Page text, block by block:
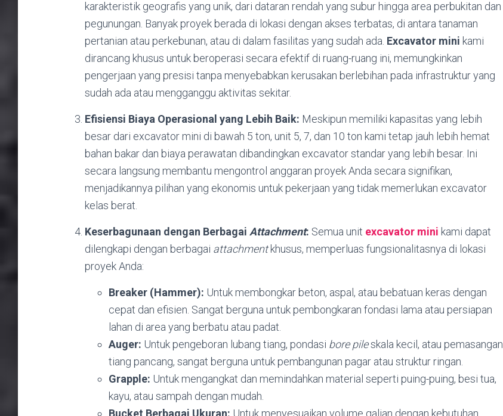
karakteristik geografis yang unik, dari dataran rendah yang subur hingga area perbukitan dan
pegunungan. Banyak proyek berada di lokasi dengan akses terbatas, di antara tanaman
pertanian atau perkebunan, atau di dalam fasilitas yang sudah ada. Excavator mini kami
dirancang khusus untuk beroperasi secara efektif di ruang-ruang ini, memungkinkan
pengerjaan yang presisi tanpa menyebabkan kerusakan berlebihan pada infrastruktur yang
sudah ada atau mengganggu aktivitas sekitar.
Efisiensi Biaya Operasional yang Lebih Baik: Meskipun memiliki kapasitas yang lebih
besar dari excavator mini di bawah 5 ton, unit 5, 7, dan 10 ton kami tetap jauh lebih hemat
bahan bakar dan biaya perawatan dibandingkan excavator standar yang lebih besar. Ini
secara langsung membantu mengontrol anggaran proyek Anda secara signifikan,
menjadikannya pilihan yang ekonomis untuk pekerjaan yang tidak memerlukan excavator
kelas berat.
Keserbagunaan dengan Berbagai Attachment: Semua unit excavator mini kami dapat
dilengkapi dengan berbagai attachmentkhusus, memperluas fungsionalitasnya di lokasi
proyek Anda:
Breaker (Hammer): Untuk membongkar beton, aspal, atau bebatuan keras dengan
cepat dan efisien. Sangat berguna untuk pembongkaran fondasi lama atau persiapan
lahan di area yang berbatu atau padat.
Auger: Untuk pengeboran lubang tiang, pondasi bore pileskala kecil, atau pemasangan
tiang pancang, sangat berguna untuk pembangunan pagar atau struktur ringan.
Grapple: Untuk mengangkat dan memindahkan material seperti puing-puing, besi tua,
kayu, atau sampah dengan mudah.